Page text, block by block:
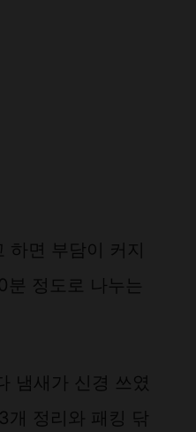
하면 부담이 커지
분 정도로 나누는
냄새가 신경 쓰였
개 정리와 패킹 닦